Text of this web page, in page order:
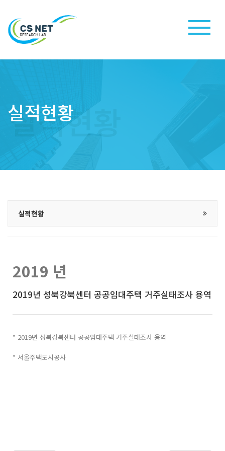
실적현황
실적현황
2019 년
2019년 성북강북센터 공공임대주택 거주실태조사 용역
* 2019년 성북강북센터 공공임대주택 거주실태조사 용역
* 서울주택도시공사